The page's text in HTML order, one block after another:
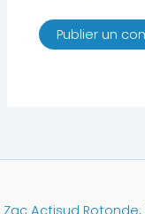
Zac Actisud Rotonde,